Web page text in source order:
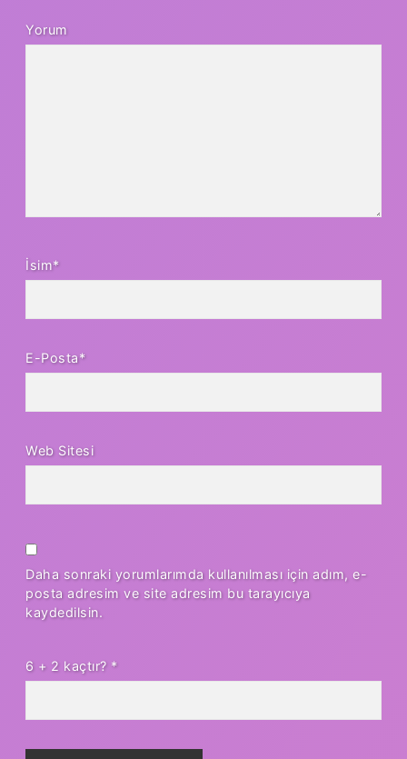
Yorum
İsim*
E-Posta*
Web Sitesi
Daha sonraki yorumlarımda kullanılması için adım, e-
posta adresim ve site adresim bu tarayıcıya
kaydedilsin.
6 + 2 kaçtır? *